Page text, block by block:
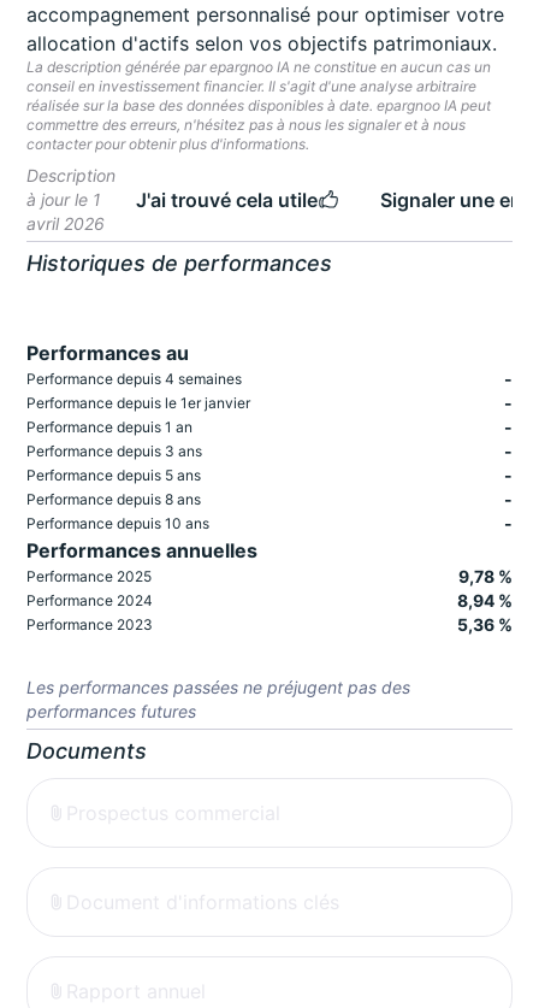
accompagnement personnalisé pour optimiser votre
allocation d'actifs selon vos objectifs patrimoniaux.
La description générée par epargnoo IA ne constitue en aucun cas un
conseil en investissement financier. Il s'agit d'une analyse arbitraire
réalisée sur la base des données disponibles à date. epargnoo IA peut
commettre des erreurs, n'hésitez pas à nous les signaler et à nous
contacter pour obtenir plus d'informations.
Description
à jour le 1
avril 2026
J'ai trouvé cela utile Signaler une
Historiques de performances
Performances au
Performance depuis 4 semaines -
Performance depuis le 1er janvier -
Performance depuis 1 an -
Performance depuis 3 ans -
Performance depuis 5 ans -
Performance depuis 8 ans -
Performance depuis 10 ans -
Performances annuelles
Performance 2025 9,78 %
Performance 2024 8,94 %
Performance 2023 5,36 %
Les performances passées ne préjugent pas des
performances futures
Documents
Prospectus commercial
Document d'informations clés
Rapport annuel